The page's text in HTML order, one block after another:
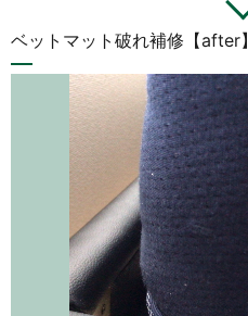
ベットマット破れ補修【after】